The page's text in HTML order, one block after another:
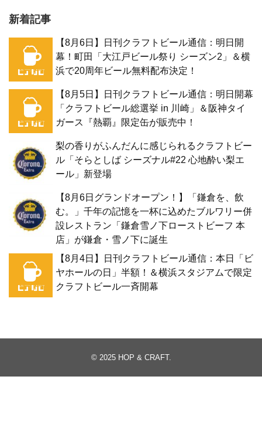
新着記事
【8月6日】日刊クラフトビール通信：明日開
幕！町田「大江戸ビール祭り シーズン2」＆横
浜で20周年ビール無料配布決定！
【8月5日】日刊クラフトビール通信：明日開幕
「クラフトビール総選挙 in 川崎」＆阪神タイ
ガース『熱覇』限定缶が販売中！
梨の香りがふんだんに感じられるクラフトビー
ル「そらとしば シーズナル#22 心地酔い梨エ
ール」新登場
【8月6日グランドオープン！】「鎌倉を、飲
む。」千年の記憶を一杯に込めたブルワリー併
設レストラン「鎌倉雪ノ下ローストビーフ 本
店」が鎌倉・雪ノ下に誕生
【8月4日】日刊クラフトビール通信：本日「ビ
ヤホールの日」半額！＆横浜スタジアムで限定
クラフトビール一斉開幕
© 2025 HOP & CRAFT.